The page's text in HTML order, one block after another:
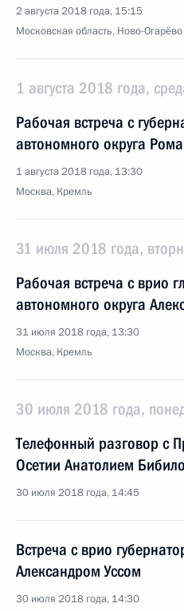
2 августа 2018 года, 15:15
Московская область, Ново-Огарёво
1 августа 2018 года,
Рабочая встреча с
автономного округа
1 августа 2018 года, 13:30
Москва, Кремль
31 июля 2018 года,
Рабочая встреча с врио
автономного округа
31 июля 2018 года, 13:30
Москва, Кремль
30 июля 2018 года,
Телефонный разговор с
Осетии Анатолием
30 июля 2018 года, 14:45
Встреча с врио
Александром Уссом
30 июля 2018 года, 14:30